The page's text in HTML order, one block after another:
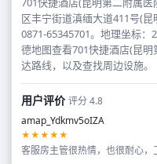
区丰宁街道滇缅大道411号(昆
0871-65345701。地理坐标：
德地图查看701快捷酒店(昆
达路线，以及查找周边设施。
用户评价评分 4.8
amap_Ydkmv5oIZA
★★★★★
客服房主管很热情，也很耐心，